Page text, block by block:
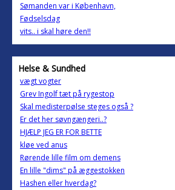
Sømanden var i København,
Fødselsdag
vits.. i skal høre den!!
Helse & Sundhed
vægt vogter
Grev Ingolf tæt på rygestop
Skal medisterpølse steges også ?
Er det her søvngængeri..?
HJÆLP JEG ER FOR BETTE
kløe ved anus
Rørende lille film om demens
En lille "dims" på æggestokken
Hashen eller hverdag?